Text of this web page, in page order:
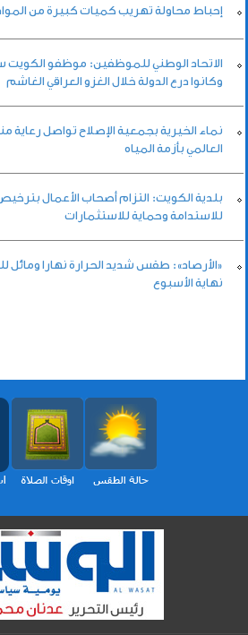
إحباط محاولة تهريب كميات كبيرة من المواد
الاتحاد الوطني للموظفين: موظفو
وكانوا درع الدولة خلال الغزو العراقي الغاشم
نماء الخيرية بجمعية الإصلاح تواصل رعاية
العالمي بأزمة المياه
بلدية الكويت: التزام أصحاب الأعمال
للاستدامة وحماية للاستثمارات
«الأرصاد»: طقس شديد الحرارة نهارا ومائل
نهاية الأسبوع